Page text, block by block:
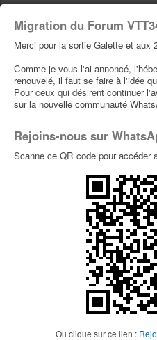
Migration du Forum
Merci pour la sortie Galette et aux
Comme je vous l'ai annoncé,
renouvelé, il faut se faire à l'idée
Pour ceux qui désirent continuer
sur la nouvelle communauté
Rejoins-nous sur
Scanne ce QR code pour accéder
Ou clique sur ce lien :
Site Vtt34
Page Facebook Vtt34
Page Youtube Vtt34
PUBLICITÉS